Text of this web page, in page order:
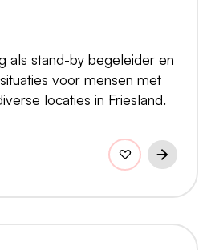
als stand-by begeleider en
voor mensen met
locaties in Friesland.